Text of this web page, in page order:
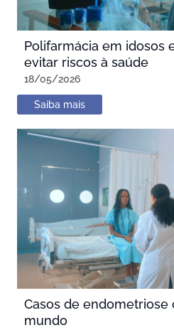
Polifarmácia em idosos
evitar riscos à saúde
18/05/2026
Saiba mais
Casos de endometriose
mundo